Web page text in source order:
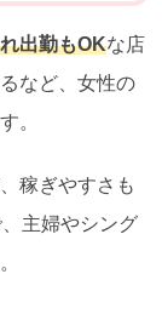
出勤もOKな店
など、女性の
。
稼ぎやすさも
主婦やシング